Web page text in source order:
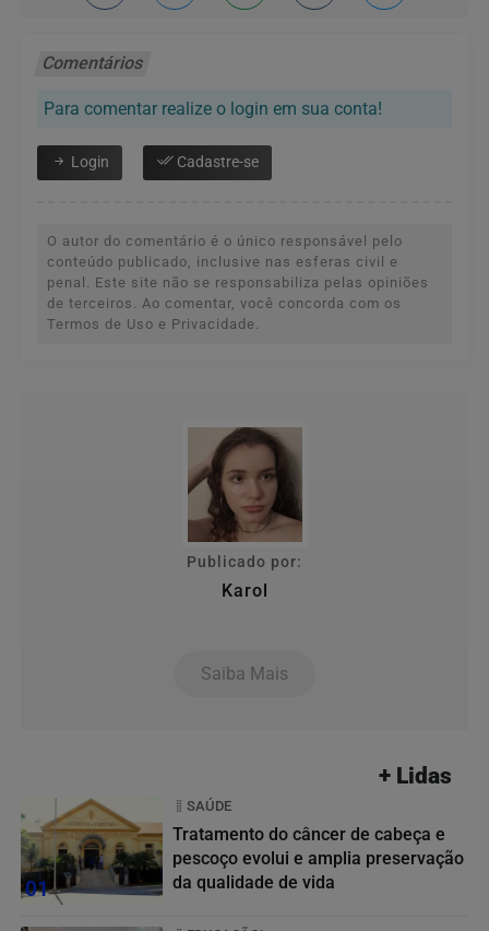
Comentários
Para comentar realize o login em sua conta!
Login Cadastre-se
O autor do comentário é o único responsável pelo
conteúdo publicado, inclusive nas esferas civil e
penal. Este site não se responsabiliza pelas opiniões
de terceiros. Ao comentar, você concorda com os
Termos de Uso e Privacidade.
Publicado por:
Karol
Saiba Mais
+ Lidas
01
SAÚDE
Tratamento do câncer de cabeça e
pescoço evolui e amplia preservação
da qualidade de vida